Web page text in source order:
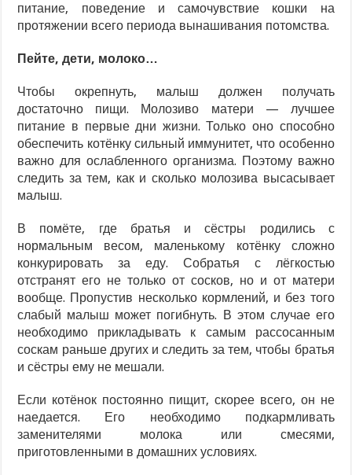
питание, поведение и самочувствие кошки на
протяжении всего периода вынашивания потомства.
Пейте, дети, молоко…
Чтобы окрепнуть, малыш должен получать
достаточно пищи. Молозиво матери — лучшее
питание в первые дни жизни. Только оно способно
обеспечить котёнку сильный иммунитет, что особенно
важно для ослабленного организма. Поэтому важно
следить за тем, как и сколько молозива высасывает
малыш.
В помёте, где братья и сёстры родились с
нормальным весом, маленькому котёнку сложно
конкурировать за еду. Собратья с лёгкостью
отстранят его не только от сосков, но и от матери
вообще. Пропустив несколько кормлений, и без того
слабый малыш может погибнуть. В этом случае его
необходимо прикладывать к самым рассосанным
соскам раньше других и следить за тем, чтобы братья
и сёстры ему не мешали.
Если котёнок постоянно пищит, скорее всего, он не
наедается. Его необходимо подкармливать
заменителями молока или смесями,
приготовленными в домашних условиях.